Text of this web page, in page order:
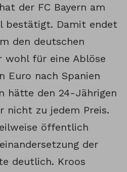
der FC Bayern am
bestätigt. Damit endet
den deutschen
wohl für eine Ablöse
Euro nach Spanien
hätte den 24-Jährigen
nicht zu jedem Preis.
öffentlich
der
deutlich. Kroos